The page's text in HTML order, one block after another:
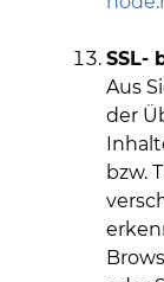
SSL-
Aus
der
bzw.